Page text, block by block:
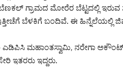
ಗ್ರಾಮದ ಮೋರೆರ ಬೆಟ್ಟದಲ್ಲಿ
ಬೆಳಕಿಗೆ ಬಂದಿವೆ. ಈ ಹಿನ್ನೆಲೆಯಲ್ಲಿ
ಎಡಿಪಿಸಿ ಮಹಾಂತಸ್ವಾಮಿ, ನರೇಗಾ
ಇತರರು ಇದ್ದರು.